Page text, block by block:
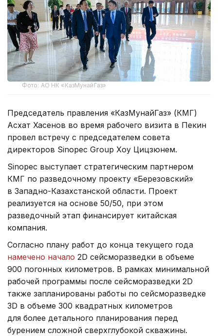
Фото: АО НК «КазМунайГаз»
Председатель правления «КазМунайГаз» (КМГ)
Асхат Хасенов во время рабочего визита в Пекин
провел встречу с председателем совета
директоров Sinopec Group Хоу Цицзюнем.
Sinopec выступает стратегическим партнером
КМГ по разведочному проекту «Березовский»
в Западно-Казахстанской области. Проект
реализуется на основе 50/50, при этом
разведочный этап финансирует китайская
компания.
Согласно плану работ до конца текущего года
намечено начало 2D сейсморазведки в объеме
900 погонных километров. В рамках минимальной
рабочей программы после сейсморазведки 2D
также запланированы работы по сейсморазведке
3D в объеме 300 квадратных километров
для более детального планирования перед
бурением сложной сверхглубокой скважины.